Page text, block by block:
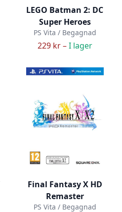
LEGO Batman 2: DC
Super Heroes
PS Vita / Begagnad
229 kr –I lager
Final Fantasy X HD
Remaster
PS Vita / Begagnad